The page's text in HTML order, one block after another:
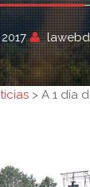
> A 1 día